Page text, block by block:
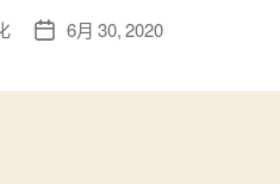
发 6月 30, 2020